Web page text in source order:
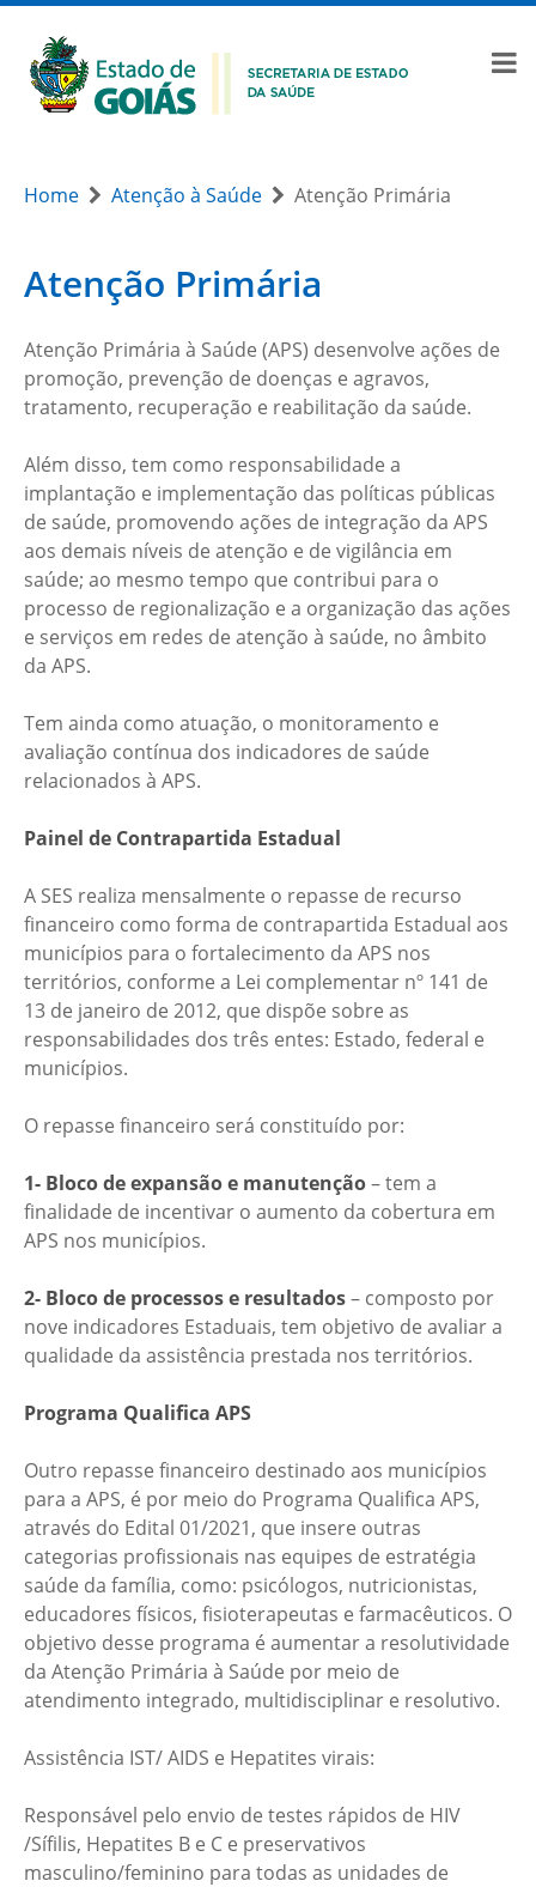
Home Atenção à Saúde Atenção Primária
Atenção Primária
Atenção Primária à Saúde (APS) desenvolve ações de
promoção, prevenção de doenças e agravos,
tratamento, recuperação e reabilitação da saúde.
Além disso, tem como responsabilidade a
implantação e implementação das políticas públicas
de saúde, promovendo ações de integração da APS
aos demais níveis de atenção e de vigilância em
saúde; ao mesmo tempo que contribui para o
processo de regionalização e a organização das ações
e serviços em redes de atenção à saúde, no âmbito
da APS.
Tem ainda como atuação, o monitoramento e
avaliação contínua dos indicadores de saúde
relacionados à APS.
Painel de Contrapartida Estadual
A SES realiza mensalmente o repasse de recurso
financeiro como forma de contrapartida Estadual aos
municípios para o fortalecimento da APS nos
territórios, conforme a Lei complementar nº 141 de
13 de janeiro de 2012, que dispõe sobre as
responsabilidades dos três entes: Estado, federal e
municípios.
O repasse financeiro será constituído por:
1- Bloco de expansão e manutenção– tem a
finalidade de incentivar o aumento da cobertura em
APS nos municípios.
2- Bloco de processos e resultados– composto por
nove indicadores Estaduais, tem objetivo de avaliar a
qualidade da assistência prestada nos territórios.
Programa Qualifica APS
Outro repasse financeiro destinado aos municípios
para a APS, é por meio do Programa Qualifica APS,
através do Edital 01/2021, que insere outras
categorias profissionais nas equipes de estratégia
saúde da família, como: psicólogos, nutricionistas,
educadores físicos, fisioterapeutas e farmacêuticos. O
objetivo desse programa é aumentar a resolutividade
da Atenção Primária à Saúde por meio de
atendimento integrado, multidisciplinar e resolutivo.
Assistência IST/ AIDS e Hepatites virais:
Responsável pelo envio de testes rápidos de HIV
/Sífilis, Hepatites B e C e preservativos
masculino/feminino para todas as unidades de